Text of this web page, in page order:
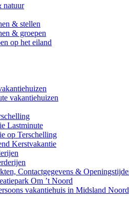
natuur
& stellen
& groepen
op het eiland
vakantiehuizen
Lastminute
op Terschelling
Kerstvakantie
Contactgegevens &
Om ’t Noord
vakantiehuis in Midsland Noord